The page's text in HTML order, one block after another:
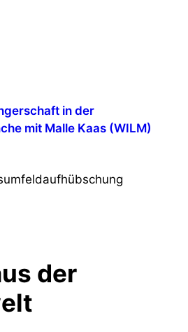
in der
mit Malle Kaas (WILM)
der